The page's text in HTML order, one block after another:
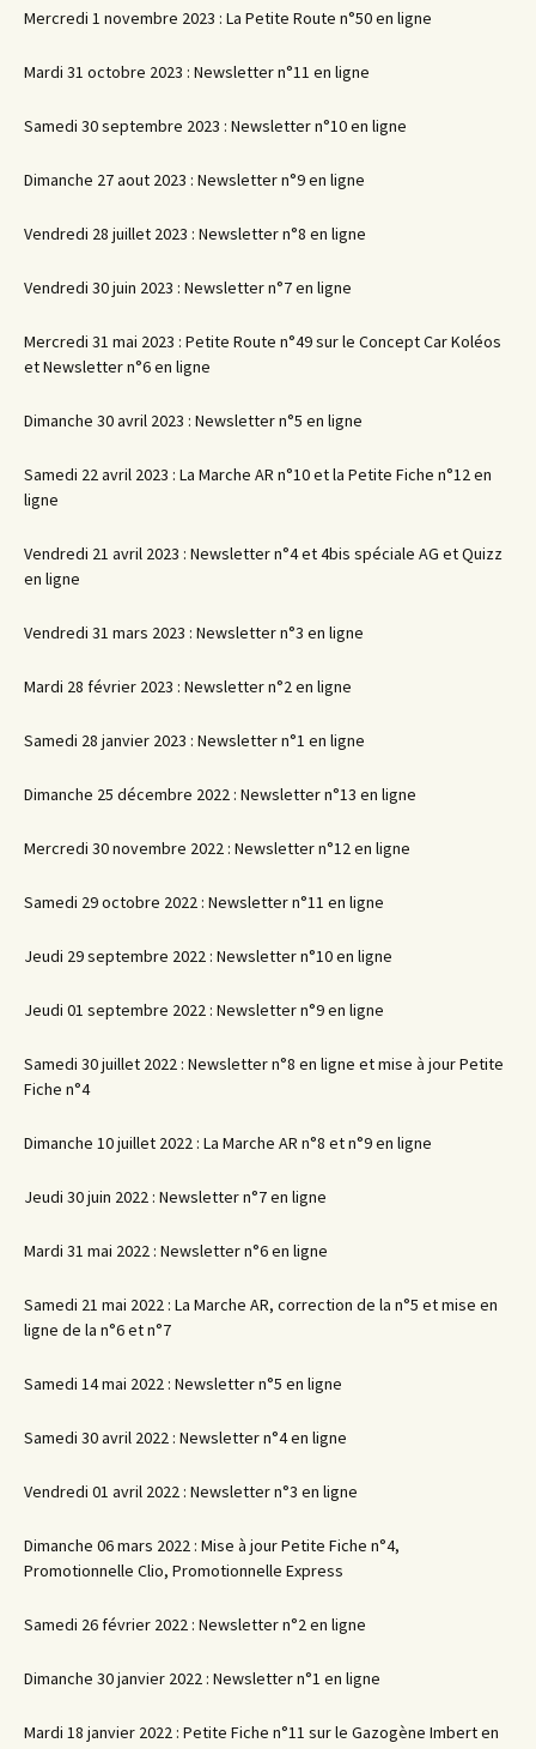
Mercredi 1 novembre 2023 : La Petite Route n°50 en ligne
Mardi 31 octobre 2023 : Newsletter n°11 en ligne
Samedi 30 septembre 2023 : Newsletter n°10 en ligne
Dimanche 27 aout 2023 : Newsletter n°9 en ligne
Vendredi 28 juillet 2023 : Newsletter n°8 en ligne
Vendredi 30 juin 2023 : Newsletter n°7 en ligne
Mercredi 31 mai 2023 : Petite Route n°49 sur le Concept Car Koléos
et Newsletter n°6 en ligne
Dimanche 30 avril 2023 : Newsletter n°5 en ligne
Samedi 22 avril 2023 : La Marche AR n°10 et la Petite Fiche n°12 en
ligne
Vendredi 21 avril 2023 : Newsletter n°4 et 4bis spéciale AG et Quizz
en ligne
Vendredi 31 mars 2023 : Newsletter n°3 en ligne
Mardi 28 février 2023 : Newsletter n°2 en ligne
Samedi 28 janvier 2023 : Newsletter n°1 en ligne
Dimanche 25 décembre 2022 : Newsletter n°13 en ligne
Mercredi 30 novembre 2022 : Newsletter n°12 en ligne
Samedi 29 octobre 2022 : Newsletter n°11 en ligne
Jeudi 29 septembre 2022 : Newsletter n°10 en ligne
Jeudi 01 septembre 2022 : Newsletter n°9 en ligne
Samedi 30 juillet 2022 : Newsletter n°8 en ligne et mise à jour Petite
Fiche n°4
Dimanche 10 juillet 2022 : La Marche AR n°8 et n°9 en ligne
Jeudi 30 juin 2022 : Newsletter n°7 en ligne
Mardi 31 mai 2022 : Newsletter n°6 en ligne
Samedi 21 mai 2022 : La Marche AR, correction de la n°5 et mise en
ligne de la n°6 et n°7
Samedi 14 mai 2022 : Newsletter n°5 en ligne
Samedi 30 avril 2022 : Newsletter n°4 en ligne
Vendredi 01 avril 2022 : Newsletter n°3 en ligne
Dimanche 06 mars 2022 : Mise à jour Petite Fiche n°4,
Promotionnelle Clio, Promotionnelle Express
Samedi 26 février 2022 : Newsletter n°2 en ligne
Dimanche 30 janvier 2022 : Newsletter n°1 en ligne
Mardi 18 janvier 2022 : Petite Fiche n°11 sur le Gazogène Imbert en